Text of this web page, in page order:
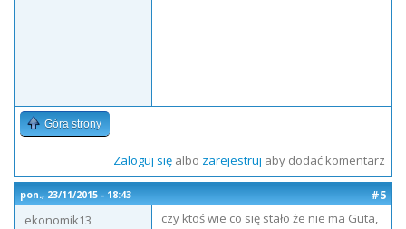
Góra strony
Zaloguj sięalbo zarejestruj aby dodać komentarz
pon., 23/11/2015 - 18:43
#5
ekonomik13
czy ktoś wie co się stało że nie ma Guta,